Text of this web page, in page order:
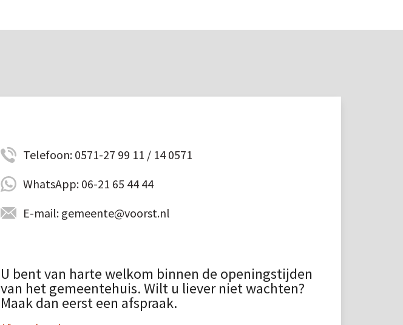
Telefoon: 0571-27 99 11 / 14 0571
WhatsApp: 06-21 65 44 44
E-mail: gemeente@voorst.nl
U bent van harte welkom binnen de openingstijden
van het gemeentehuis. Wilt u liever niet wachten?
Maak dan eerst een afspraak.